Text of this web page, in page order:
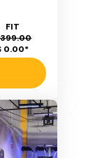
FIT
0.00*